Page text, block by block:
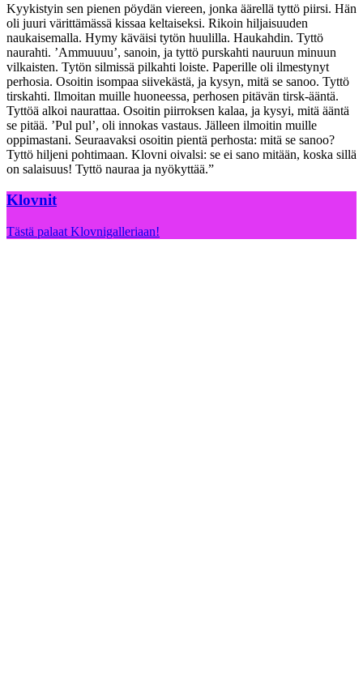
Kyykistyin sen pienen pöydän viereen, jonka äärellä tyttö piirsi. Hän
oli juuri värittämässä kissaa keltaiseksi. Rikoin hiljaisuuden
naukaisemalla. Hymy käväisi tytön huulilla. Haukahdin. Tyttö
naurahti. ’Ammuuuu’, sanoin, ja tyttö purskahti nauruun minuun
vilkaisten. Tytön silmissä pilkahti loiste. Paperille oli ilmestynyt
perhosia. Osoitin isompaa siivekästä, ja kysyn, mitä se sanoo. Tyttö
tirskahti. Ilmoitan muille huoneessa, perhosen pitävän tirsk-ääntä.
Tyttöä alkoi naurattaa. Osoitin piirroksen kalaa, ja kysyi, mitä ääntä
se pitää. ’Pul pul’, oli innokas vastaus. Jälleen ilmoitin muille
oppimastani. Seuraavaksi osoitin pientä perhosta: mitä se sanoo?
Tyttö hiljeni pohtimaan. Klovni oivalsi: se ei sano mitään, koska sillä
on salaisuus! Tyttö nauraa ja nyökyttää.”
Klovnit
Tästä palaat Klovnigalleriaan!